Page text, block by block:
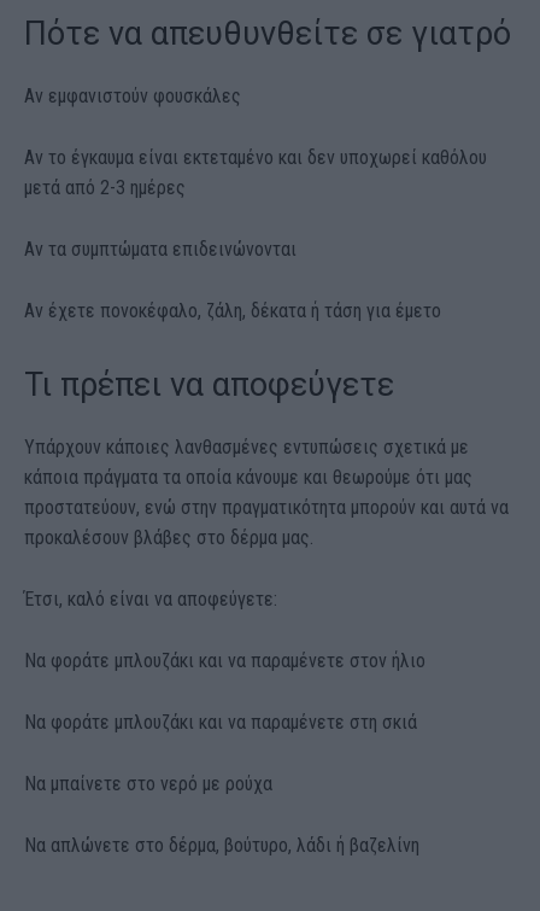
Πότε να απευθυνθείτε σε γιατρό
Αν εμφανιστούν φουσκάλες
Αν το έγκαυμα είναι εκτεταμένο και δεν υποχωρεί καθόλου
μετά από 2-3 ημέρες
Αν τα συμπτώματα επιδεινώνονται
Αν έχετε πονοκέφαλο, ζάλη, δέκατα ή τάση για έμετο
Τι πρέπει να αποφεύγετε
Υπάρχουν κάποιες λανθασμένες εντυπώσεις σχετικά με
κάποια πράγματα τα οποία κάνουμε και θεωρούμε ότι μας
προστατεύουν, ενώ στην πραγματικότητα μπορούν και αυτά να
προκαλέσουν βλάβες στο δέρμα μας.
Έτσι, καλό είναι να αποφεύγετε:
Να φοράτε μπλουζάκι και να παραμένετε στον ήλιο
Να φοράτε μπλουζάκι και να παραμένετε στη σκιά
Να μπαίνετε στο νερό με ρούχα
Να απλώνετε στο δέρμα, βούτυρο, λάδι ή βαζελίνη